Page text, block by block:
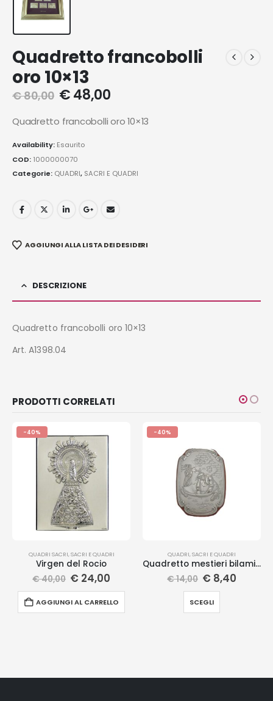
Quadretto francobolli
oro 10×13
€80,00 €48,00
Quadretto francobolli oro 10×13
Availability: Esaurito
COD: 1000000070
Categorie: QUADRI, SACRI E QUADRI
AGGIUNGI ALLA LISTA DEI DESIDERI
DESCRIZIONE
Quadretto francobolli oro 10×13
Art. A1398.04
PRODOTTI CORRELATI
-40%
QUADRI SACRI,SACRI E QUADRI
Virgen del Rocio
€40,00 € 24,00
AGGIUNGI AL CARRELLO
-40%
QUADRI,SACRI E QUADRI
Quadretto mestieri bilaminato
€14,00 € 8,40
SCEGLI